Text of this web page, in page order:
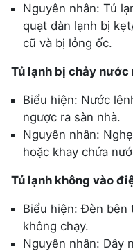
Nguyên nhân: Tủ
quạt dàn lạnh bị
cũ và bị lỏng ốc.
Tủ lạnh bị chảy nước
Biểu hiện: Nước
ngược ra sàn nhà.
Nguyên nhân:
hoặc khay chứa
Tủ lạnh không vào
Biểu hiện: Đèn bên
không chạy.
Nguyên nhân: Dây